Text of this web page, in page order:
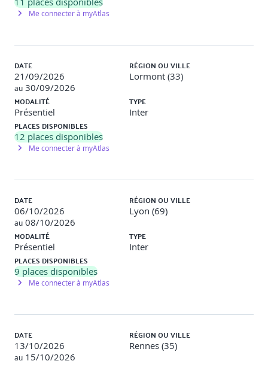
Me connecter à myAtlas
DATE
21/09/2026
au 30/09/2026
RÉGION OU VILLE
Lormont (33)
MODALITÉ
Présentiel
TYPE
Inter
PLACES DISPONIBLES
12 places disponibles
Me connecter à myAtlas
DATE
06/10/2026
au 08/10/2026
RÉGION OU VILLE
Lyon (69)
MODALITÉ
Présentiel
TYPE
Inter
PLACES DISPONIBLES
9 places disponibles
Me connecter à myAtlas
DATE
13/10/2026
au 15/10/2026
RÉGION OU VILLE
Rennes (35)